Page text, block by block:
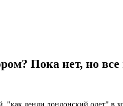
Пока нет, но все
денди лондонский одет" в